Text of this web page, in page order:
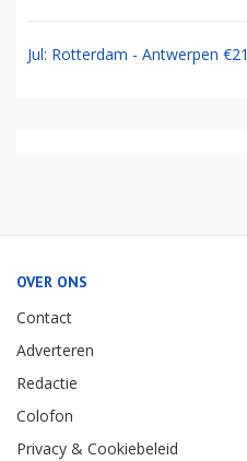
Jul: Rotterdam - Antwerpen €21
OVER ONS
Contact
Adverteren
Redactie
Colofon
Privacy & Cookiebeleid